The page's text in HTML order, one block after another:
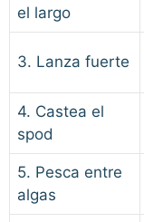
el largo
3. Lanza fuerte
4. Castea el
spod
5. Pesca entre
algas